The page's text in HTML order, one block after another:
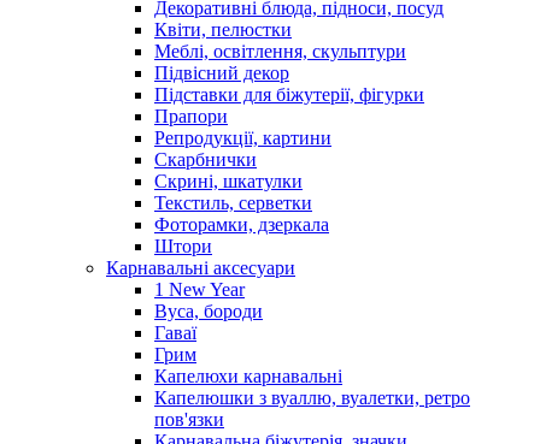
Декоративні блюда, підноси, посуд
Квіти, пелюстки
Меблі, освітлення, скульптури
Підвісний декор
Підставки для біжутерії, фігурки
Прапори
Репродукції, картини
Скарбнички
Скрині, шкатулки
Текстиль, серветки
Фоторамки, дзеркала
Штори
Карнавальні аксесуари
1 New Year
Вуса, бороди
Гаваї
Грим
Капелюхи карнавальні
Капелюшки з вуаллю, вуалетки, ретро
пов'язки